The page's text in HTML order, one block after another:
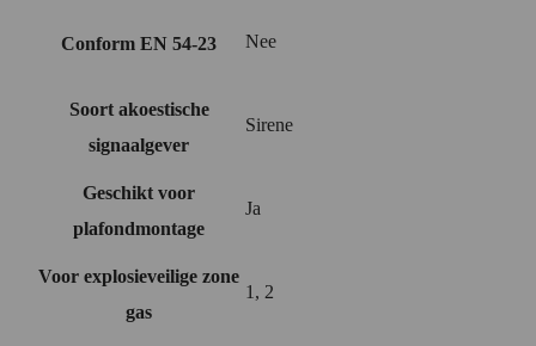
Conform EN 54-23 Nee
Soort akoestische
signaalgever
Sirene
Geschikt voor
plafondmontage
Ja
Voor explosieveilige zone
gas
1, 2